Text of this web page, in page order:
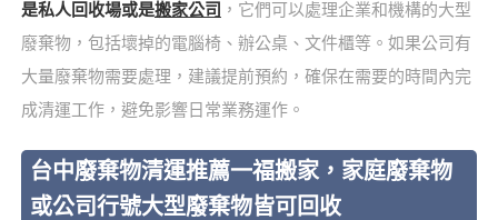
是私人回收場或是搬家公司
，它們可以處理企業和機構的大型
廢棄物，包括壞掉的電腦椅、辦公桌、文件櫃等。如果公司有
大量廢棄物需要處理，建議提前預約，確保在需要的時間內完
成清運工作，避免影響日常業務運作。
台中廢棄物清運推薦一福搬家，家庭廢棄物
或公司行號大型廢棄物皆可回收